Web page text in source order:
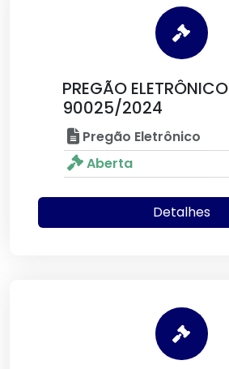
PREGÃO ELETRÔNICO
90025/2024
Pregão Eletrônico
Aberta
Detalhes